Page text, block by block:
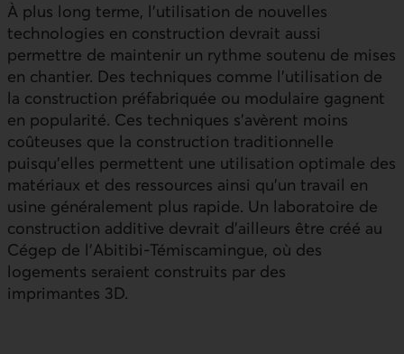
À plus long terme, l’utilisation de nouvelles
technologies en construction devrait aussi
permettre de maintenir un rythme soutenu de mises
en chantier. Des techniques comme l’utilisation de
la construction préfabriquée ou modulaire gagnent
en popularité. Ces techniques s’avèrent moins
coûteuses que la construction traditionnelle
puisqu’elles permettent une utilisation optimale des
matériaux et des ressources ainsi qu’un travail en
usine généralement plus rapide. Un laboratoire de
construction additive devrait d’ailleurs être créé au
Cégep de l’Abitibi‑Témiscamingue, où des
logements seraient construits par des
imprimantes 3D.